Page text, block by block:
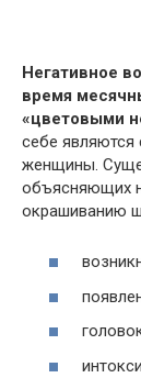
Негативное
время
«цветовыми
себе
женщины.
объясняющих
окрашиванию